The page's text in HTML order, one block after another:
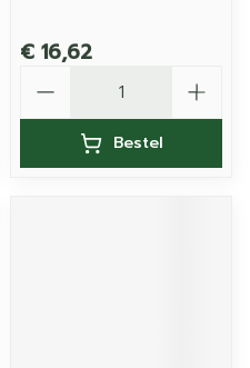
€ 16,62
Bestel